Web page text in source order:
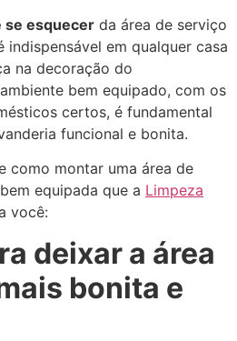
se esquecer da área de serviço
indispensável em qualquer casa
na decoração do
bem equipado, com os
certos, é fundamental
funcional e bonita.
como montar uma área de
equipada que a Limpeza
você:
deixar a área
bonita e